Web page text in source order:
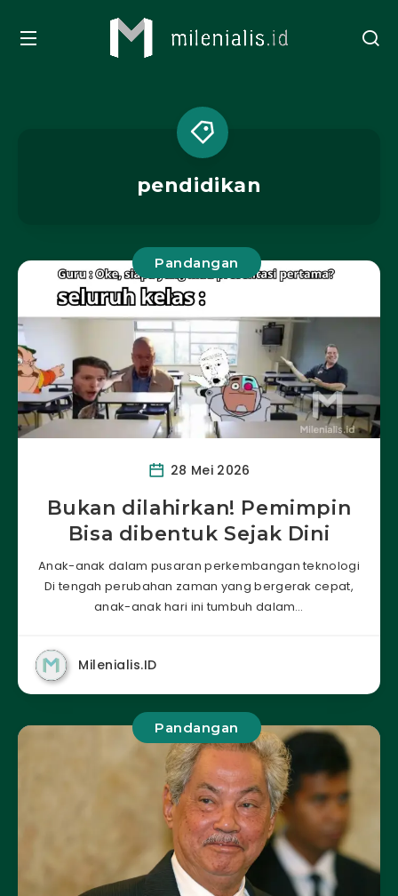
pendidikan
Pandangan
28 Mei 2026
Bukan dilahirkan! Pemimpin
Bisa dibentuk Sejak Dini
Anak-anak dalam pusaran perkembangan teknologi
Di tengah perubahan zaman yang bergerak cepat,
anak-anak hari ini tumbuh dalam…
Milenialis.ID
Pandangan